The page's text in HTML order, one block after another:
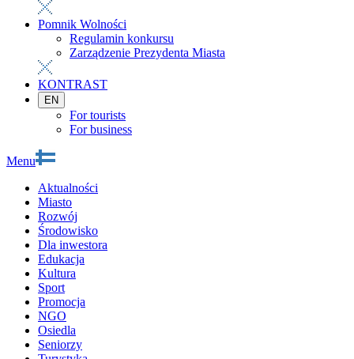
Pomnik Wolności
Regulamin konkursu
Zarządzenie Prezydenta Miasta
KONTRAST
EN
For tourists
For business
Menu
Aktualności
Miasto
Rozwój
Środowisko
Dla inwestora
Edukacja
Kultura
Sport
Promocja
NGO
Osiedla
Seniorzy